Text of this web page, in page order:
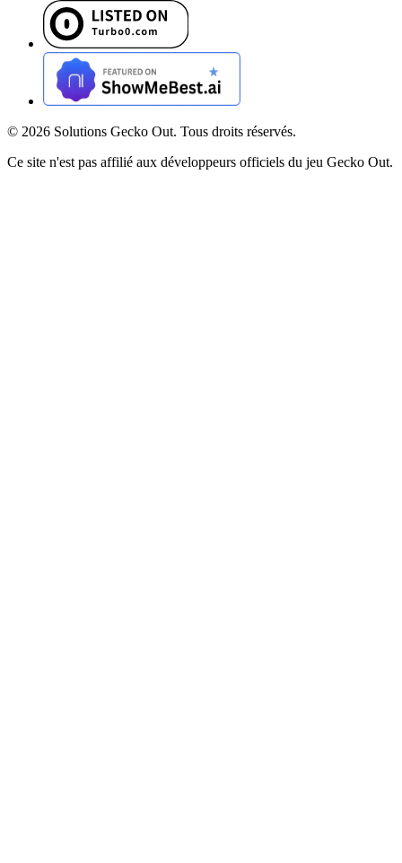
© 2026 Solutions Gecko Out. Tous droits réservés.
Ce site n'est pas affilié aux développeurs officiels du jeu Gecko Out.